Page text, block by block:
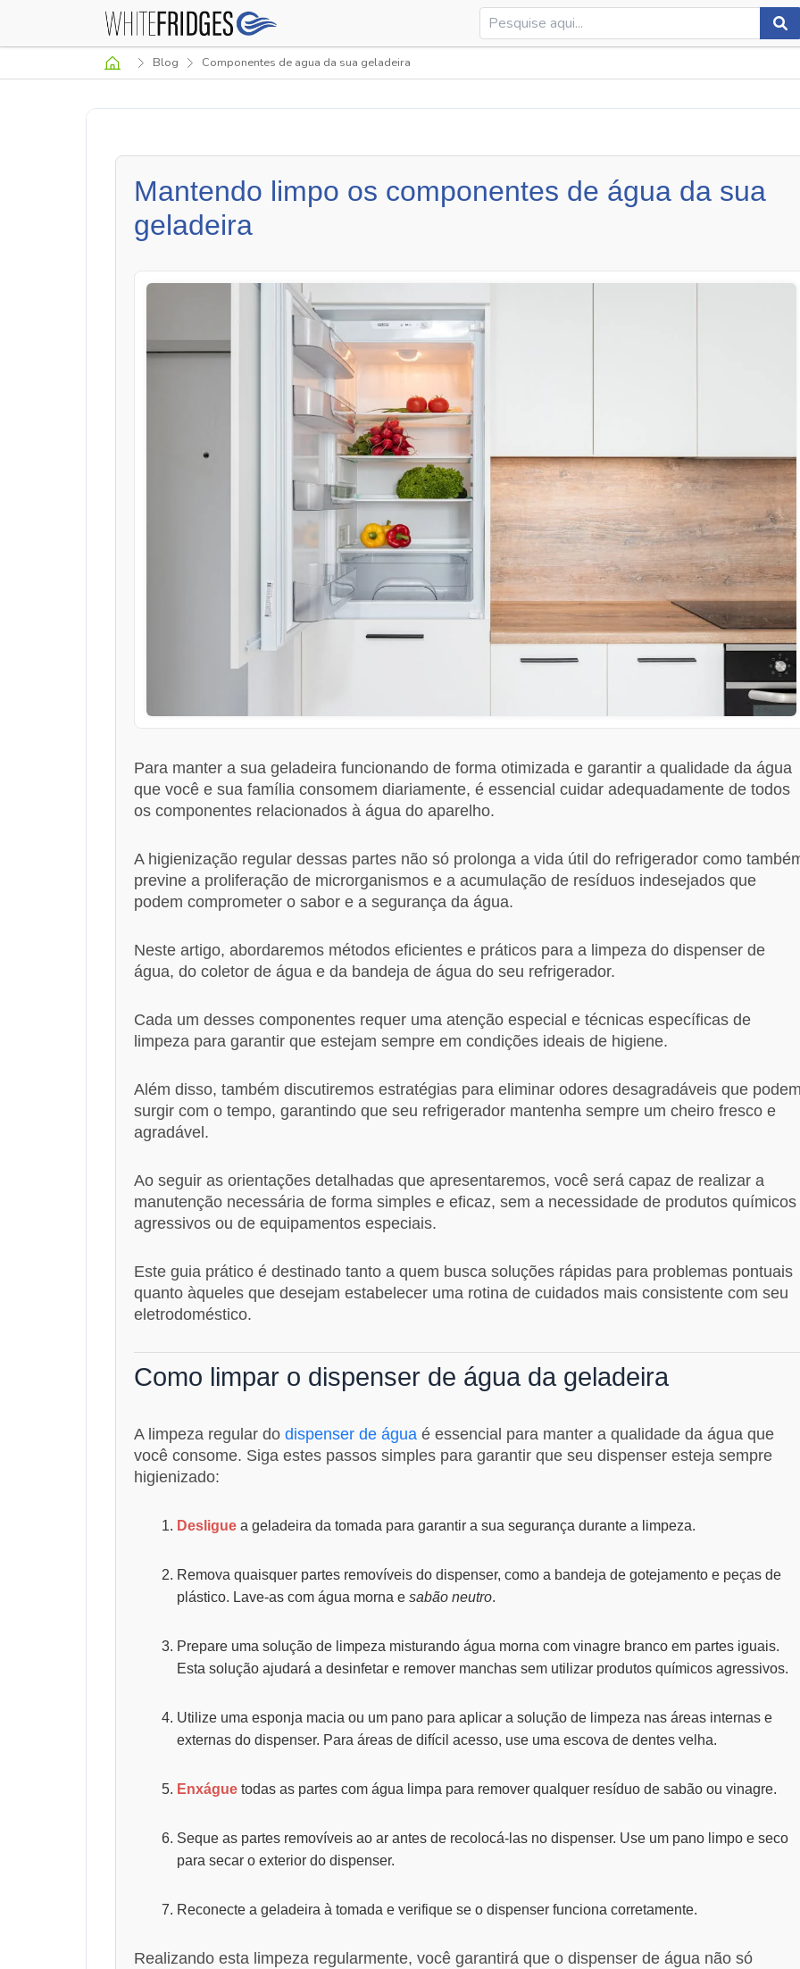
Blog Componentes de agua da sua geladeira
Mantendo limpo os componentes de água da sua
geladeira
Para manter a sua geladeira funcionando de forma otimizada e garantir a qualidade da água
que você e sua família consomem diariamente, é essencial cuidar adequadamente de todos
os componentes relacionados à água do aparelho.
A higienização regular dessas partes não só prolonga a vida útil do refrigerador como
previne a proliferação de microrganismos e a acumulação de resíduos indesejados que
podem comprometer o sabor e a segurança da água.
Neste artigo, abordaremos métodos eficientes e práticos para a limpeza do dispenser de
água, do coletor de água e da bandeja de água do seu refrigerador.
Cada um desses componentes requer uma atenção especial e técnicas específicas de
limpeza para garantir que estejam sempre em condições ideais de higiene.
Além disso, também discutiremos estratégias para eliminar odores desagradáveis que
surgir com o tempo, garantindo que seu refrigerador mantenha sempre um cheiro fresco e
agradável.
Ao seguir as orientações detalhadas que apresentaremos, você será capaz de realizar a
manutenção necessária de forma simples e eficaz, sem a necessidade de produtos químicos
agressivos ou de equipamentos especiais.
Este guia prático é destinado tanto a quem busca soluções rápidas para problemas pontuais
quanto àqueles que desejam estabelecer uma rotina de cuidados mais consistente com seu
eletrodoméstico.
Como limpar o dispenser de água da geladeira
A limpeza regular do dispenser de água é essencial para manter a qualidade da água que
você consome. Siga estes passos simples para garantir que seu dispenser esteja sempre
higienizado:
Desligue a geladeira da tomada para garantir a sua segurança durante a limpeza.
Remova quaisquer partes removíveis do dispenser, como a bandeja de gotejamento e peças de
plástico. Lave-as com água morna e sabão neutro.
Prepare uma solução de limpeza misturando água morna com vinagre branco em partes iguais.
Esta solução ajudará a desinfetar e remover manchas sem utilizar produtos químicos agressivos.
Utilize uma esponja macia ou um pano para aplicar a solução de limpeza nas áreas internas e
externas do dispenser. Para áreas de difícil acesso, use uma escova de dentes velha.
Enxágue todas as partes com água limpa para remover qualquer resíduo de sabão ou vinagre.
Seque as partes removíveis ao ar antes de recolocá-las no dispenser. Use um pano limpo e seco
para secar o exterior do dispenser.
Reconecte a geladeira à tomada e verifique se o dispenser funciona corretamente.
Realizando esta limpeza regularmente, você garantirá que o dispenser de água não só